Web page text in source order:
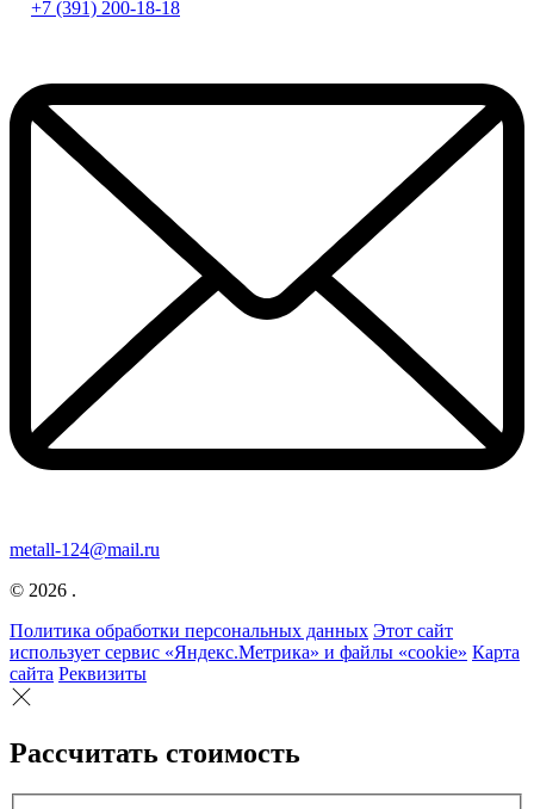
+7 (391) 200-18-18
metall-124@mail.ru
© 2026 .
Политика обработки персональных данных Этот сайт
использует сервис «Яндекс.Метрика» и файлы «cookie» Карта
сайта Реквизиты
Рассчитать стоимость